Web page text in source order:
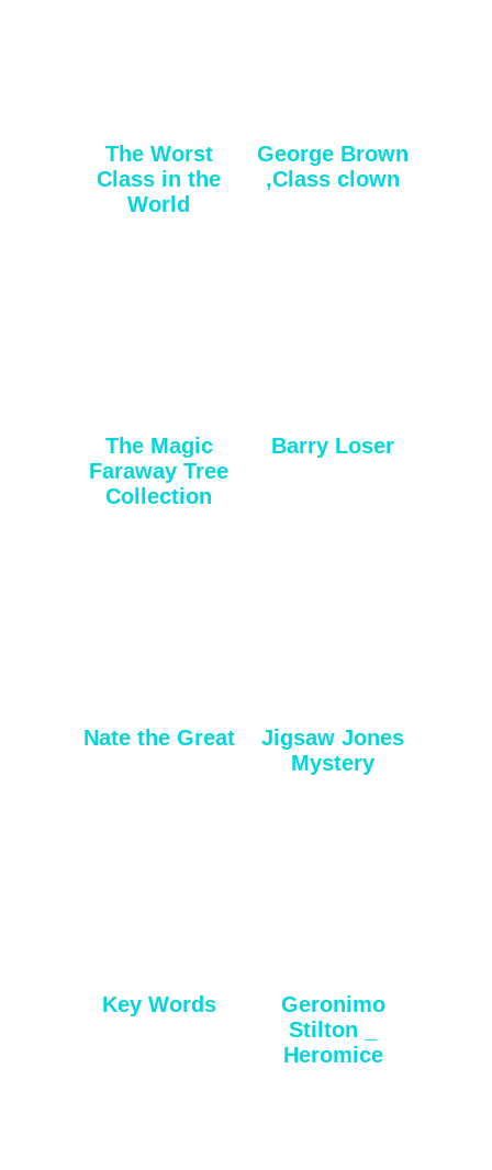
The Worst
Class in the
World
George Brown
,Class clown
The Magic
Faraway Tree
Collection
Barry Loser
Nate the Great
Jigsaw Jones
Mystery
Key Words
Geronimo
Stilton _
Heromice